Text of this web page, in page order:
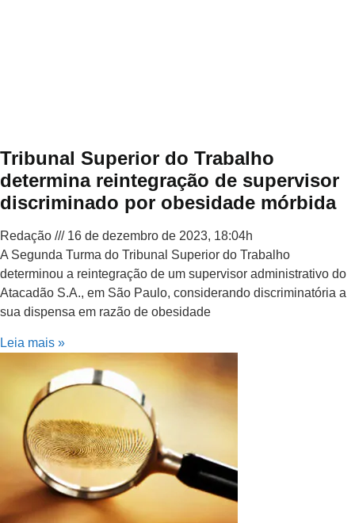
Tribunal Superior do Trabalho
determina reintegração de supervisor
discriminado por obesidade mórbida
Redação
16 de dezembro de 2023, 18:04h
A Segunda Turma do Tribunal Superior do Trabalho
determinou a reintegração de um supervisor administrativo do
Atacadão S.A., em São Paulo, considerando discriminatória a
sua dispensa em razão de obesidade
Leia mais »